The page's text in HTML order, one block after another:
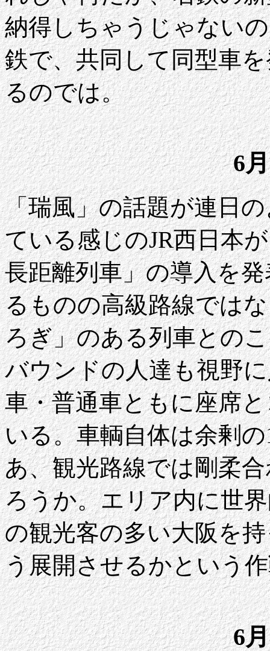
納得しちゃうじゃない
鉄で、共同して同型車
るのでは。
6
「瑞風」の話題が連日
ている感じのJR西日本
長距離列車」の導入を
るものの高級路線では
ろぎ」のある列車との
バウンドの人達も視野
車・普通車ともに座席
いる。車輌自体は余剰
あ、観光路線では剛柔
ろうか。エリア内に世
の観光客の多い大阪を
う展開させるかという
6